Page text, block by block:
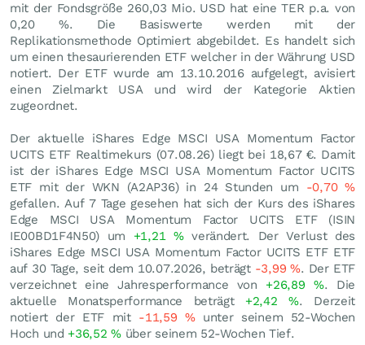
mit der Fondsgröße 260,03 Mio. USD hat eine TER p.a. von
0,20 %. Die Basiswerte werden mit der
Replikationsmethode Optimiert abgebildet. Es handelt sich
um einen thesaurierenden ETF welcher in der Währung USD
notiert. Der ETF wurde am 13.10.2016 aufgelegt, avisiert
einen Zielmarkt USA und wird der Kategorie Aktien
zugeordnet.
Der aktuelle iShares Edge MSCI USA Momentum Factor
UCITS ETF Realtimekurs (07.08.26) liegt bei 18,67 €. Damit
ist der iShares Edge MSCI USA Momentum Factor UCITS
ETF mit der WKN (A2AP36) in 24 Stunden um -0,70%
gefallen. Auf 7 Tage gesehen hat sich der Kurs des iShares
Edge MSCI USA Momentum Factor UCITS ETF (ISIN
IE00BD1F4N50) um +1,21 %verändert. Der Verlust des
iShares Edge MSCI USA Momentum Factor UCITS ETF ETF
auf 30 Tage, seit dem 10.07.2026, beträgt -3,99%. Der ETF
verzeichnet eine Jahresperformance von +26,89%. Die
aktuelle Monatsperformance beträgt +2,42%. Derzeit
notiert der ETF mit -11,59 %unter seinem 52-Wochen
Hoch und +36,52%über seinem 52-Wochen Tief.